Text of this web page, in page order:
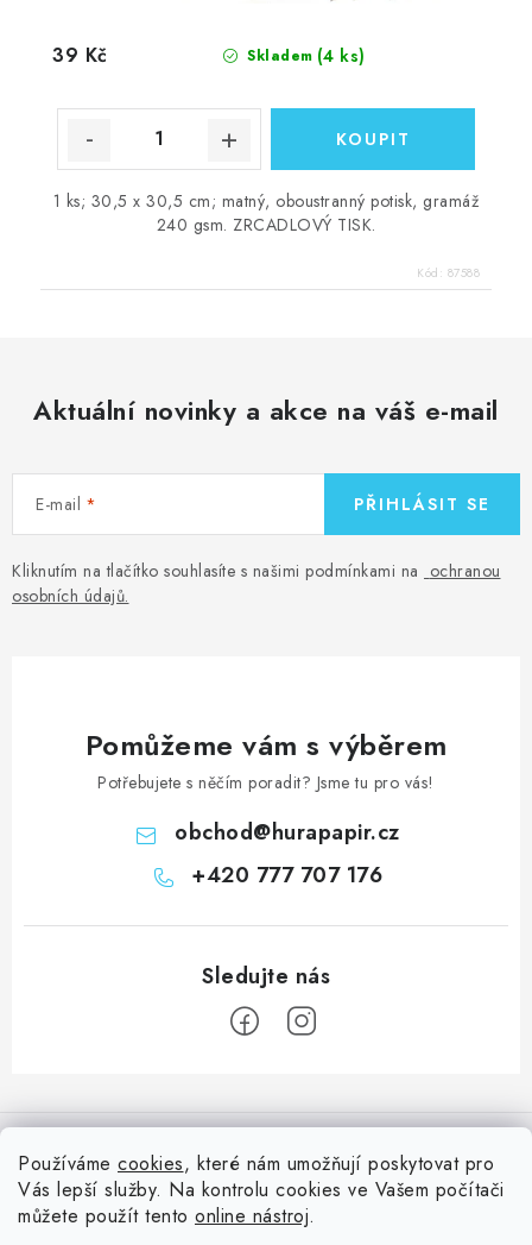
Používáme cookies, které nám umožňují poskytovat pro
Vás lepší služby. Na kontrolu cookies ve Vašem počítači
můžete použít tento online nástroj.
Skladem (4 ks)
39 Kč
1 ks; 30,5 x 30,5 cm; matný, oboustranný potisk, gramáž
240 gsm. ZRCADLOVÝ TISK.
Kód: 87588
Aktuální novinky a akce na váš e-mail
E-mail
Kliknutím na tlačítko souhlasíte s našimi podmínkami na ochranou
osobních údajů.
PŘIHLÁSIT SE
Pomůžeme vám s výběrem
Potřebujete s něčím poradit? Jsme tu pro vás!
obchod@hurapapir.cz
+420 777 707 176
á
Doprava
Nepřehlédněte